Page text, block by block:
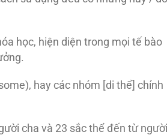
học, hiện diện trong mọi tế bào
hay các nhóm [di thể] chính
cha và 23 sắc thể đến từ người